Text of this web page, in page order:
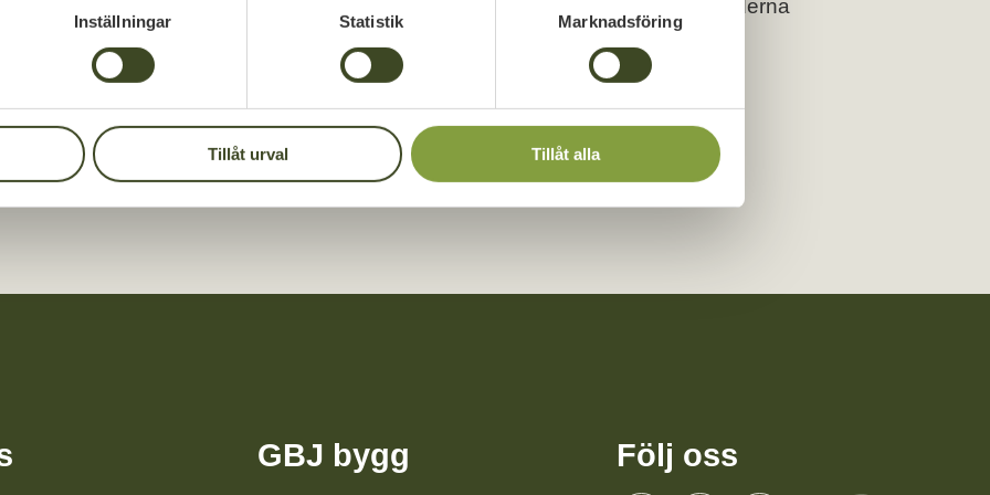
Inställningar Statistik Marknadsföring
Tillåt urval Tillåt alla
Renoveringarna omfattar fastigheter från 1960- och 1970-talet där åtgärderna
i nära samverkan mellan parterna.
DELA
TWITTER
DELA
PÅ
LINKEDIN
GBJ bygg Följ oss